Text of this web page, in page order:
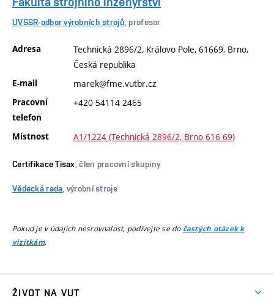
ÚVSSR-odbor výrobních strojů , profesor
Adresa
Technická 2896/2, Královo Pole, 61669, Brno,
Česká republika
E-mail marek@fme.vutbr.cz
Pracovní
telefon
+420 54114 2465
Místnost A1/1224 (Technická 2896/2, Brno 616 69)
Certifikace Tisax , člen pracovní skupiny
Vědecká rada , výrobní stroje
Pokud je v údajích nesrovnalost, podívejte se do častých otázek k
vizitkám.
ŽIVOT NA VUT